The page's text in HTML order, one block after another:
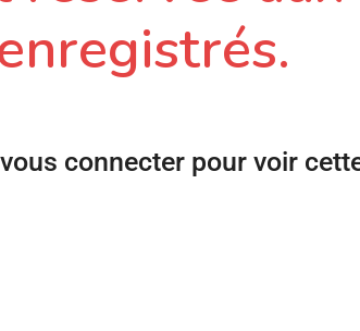
connecter pour voir